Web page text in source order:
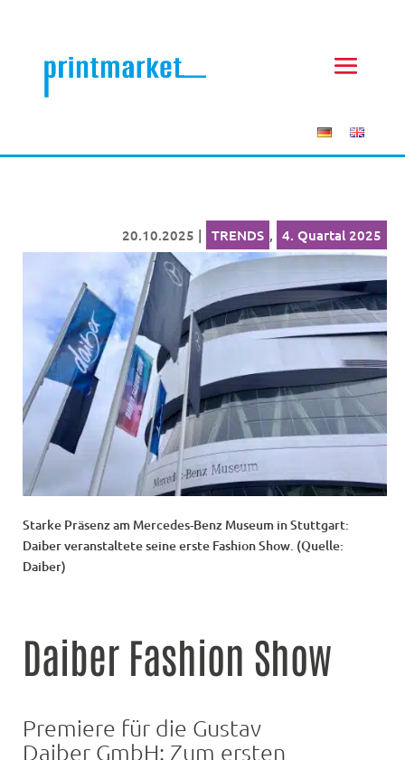
20.10.2025 | TRENDS , 4. Quartal 2025
Starke Präsenz am Mercedes-Benz Museum in Stuttgart:
Daiber veranstaltete seine erste Fashion Show. (Quelle:
Daiber)
Daiber Fashion Show
Premiere für die Gustav
Daiber GmbH: Zum ersten